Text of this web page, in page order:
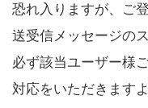
恐れ入りますが、ご
送受信メッセージの
必ず該当ユーザー様
対応をいただきます